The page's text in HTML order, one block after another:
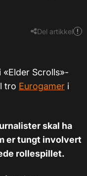
Del artikkel
Scrolls»-
tro Eurogamer i
skal ha
er tungt involvert
rollespillet.